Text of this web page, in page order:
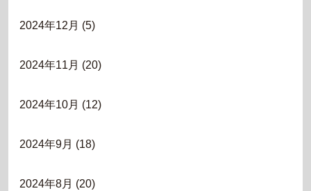
2024年12月 (5)
2024年11月 (20)
2024年10月 (12)
2024年9月 (18)
2024年8月 (20)